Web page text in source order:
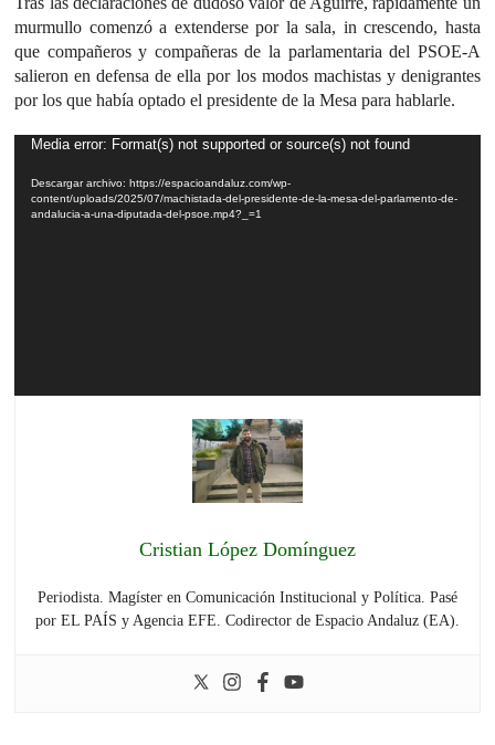
murmullo comenzó a extenderse por la sala, in crescendo, hasta
que compañeros y compañeras de la parlamentaria del PSOE-A
salieron en defensa de ella por los modos machistas y denigrantes
por los que había optado el presidente de la Mesa para hablarle.
Reproductor
vídeo
Media error: Format(s) not supported or source(s) not found
Descargar archivo: https://espacioandaluz.com/wp-
content/uploads/2025/07/machistada-del-presidente-de-la-mesa-del-parlamento-de-
andalucia-a-una-diputada-del-psoe.mp4?_=1
Cristian López Domínguez
Periodista. Magíster en Comunicación Institucional y Política. Pasé
por EL PAÍS y Agencia EFE. Codirector de Espacio Andaluz (EA).